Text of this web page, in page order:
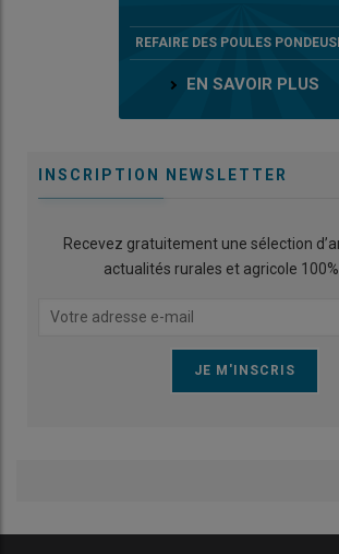
REFAIRE DES POULES
EN SAVOIR PLUS
INSCRIPTION NEWSLETTER
Recevez gratuitement une sélection
actualités rurales et agricole 100%